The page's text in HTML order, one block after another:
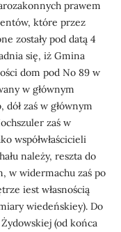
prawem
które przez
zostały pod datą 4
się, iż Gmina
dom pod No 89 w
w głównym
zaś w głównym
zaś w
współwłaścicieli
należy, reszta do
w widermachu zaś po
iest własnością
wiedeńskiey). Do
(od końca